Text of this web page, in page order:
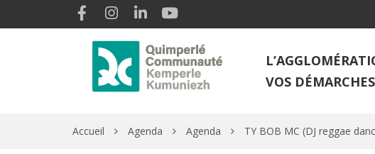
Gestion des traceurs Lien vers le compte Facebook
Lien vers le compte Instagram
Lien vers le compte Linkedin
VOS DÉMARCHES
Accueil Agenda Agenda TY BOB MC (DJ reggae